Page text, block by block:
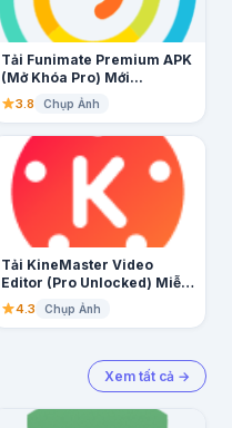
Tải Funimate Premium APK
(Mở Khóa Pro) Mới...
3.8 Chụp Ảnh
Tải KineMaster Video
Editor (Pro Unlocked) Miễn
Phí...
4.3 Chụp Ảnh
Xem tất cả →